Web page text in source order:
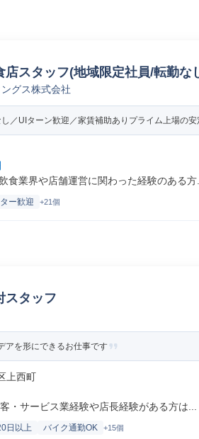
スタッフ(地域限定社員/転勤な
グス株式会社
／UIターン歓迎／家賃補助ありプライム上場の
食業界や店舗運営に関わった経験のある方...
ー歓迎 +21個
スタッフ
アを形にできるお仕事です
上西町
・サービス業経験や店長経験がある方は...
日以上 バイク通勤OK +15個